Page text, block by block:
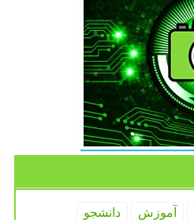
آموزش
دانشجو